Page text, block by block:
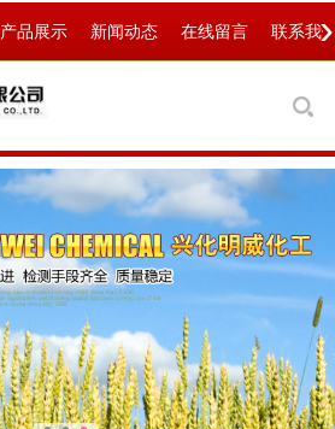
产品展示 新闻动态 在线留言 联系我›